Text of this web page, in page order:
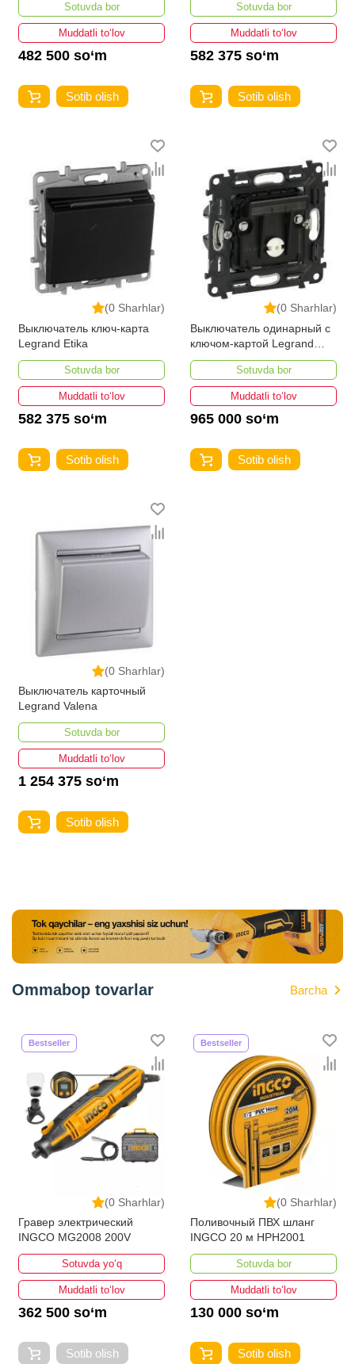
Sotuvda bor
Muddatli to‘lov
482 500 so‘m
Sotib olish
Sotuvda bor
Muddatli to‘lov
582 375 so‘m
Sotib olish
(0 Sharhlar)
Выключатель ключ-карта
Legrand Etika
Sotuvda bor
Muddatli to‘lov
582 375 so‘m
Sotib olish
(0 Sharhlar)
Выключатель одинарный с
ключом-картой Legrand
Valena
Sotuvda bor
Muddatli to‘lov
965 000 so‘m
Sotib olish
(0 Sharhlar)
Выключатель карточный
Legrand Valena
Sotuvda bor
Muddatli to‘lov
1 254 375 so‘m
Sotib olish
Ommabop tovarlar Barcha
(0 Sharhlar)
Bestseller
Гравер электрический
INGCO MG2008 200V
Sotuvda yo‘q
Muddatli to‘lov
362 500 so‘m
Sotib olish
(0 Sharhlar)
Bestseller
Поливочный ПВХ шланг
INGCO 20 м HPH2001
Sotuvda bor
Muddatli to‘lov
130 000 so‘m
Sotib olish